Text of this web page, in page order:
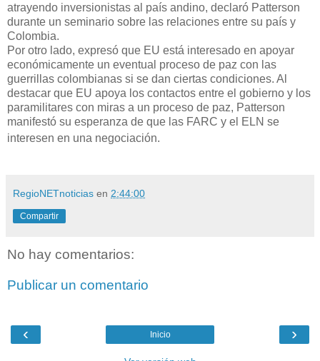
atrayendo inversionistas al país andino, declaró Patterson
durante un seminario sobre las relaciones entre su país y
Colombia.
Por otro lado, expresó que EU está interesado en apoyar
económicamente un eventual proceso de paz con las
guerrillas colombianas si se dan ciertas condiciones. Al
destacar que EU apoya los contactos entre el gobierno y los
paramilitares con miras a un proceso de paz, Patterson
manifestó su esperanza de que las FARC y el ELN se
interesen en una negociación.
RegioNETnoticias en 2:44:00
Compartir
No hay comentarios:
Publicar un comentario
‹ ›
Inicio